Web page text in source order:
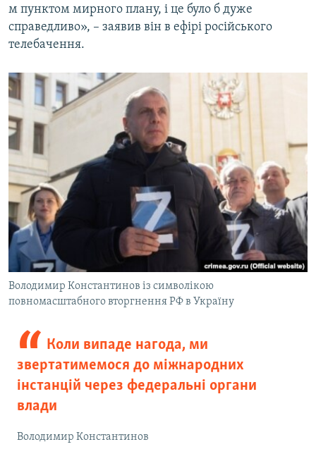
м пунктом мирного плану, і це було б дуже
справедливо», – заявив він в ефірі російського
телебачення.
Володимир Константинов із символікою
повномасштабного вторгнення РФ в Україну
Коли випаде нагода, ми
звертатимемося до міжнародних
інстанцій через федеральні органи
влади
Володимир Константинов